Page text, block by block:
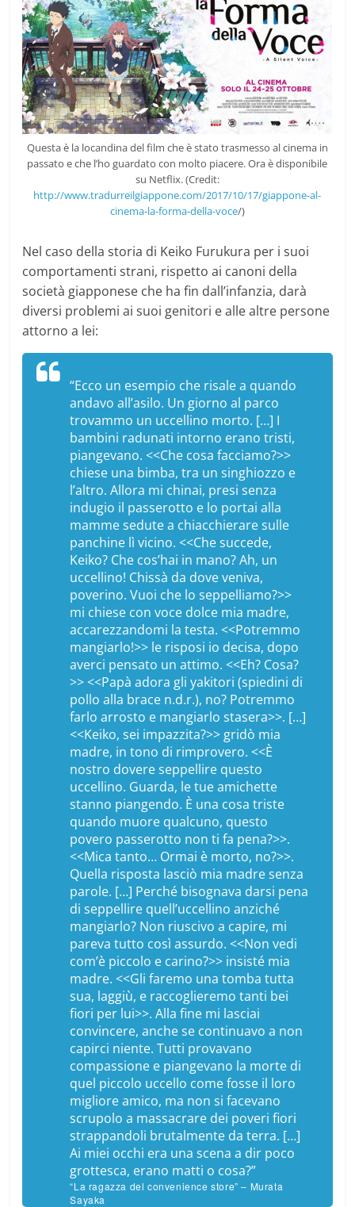
Questa è la locandina del film che è stato trasmesso al cinema in
passato e che l’ho guardato con molto piacere. Ora è disponibile
su Netflix. (Credit:
http://www.tradurreilgiappone.com/2017/10/17/giappone-al-
cinema-la-forma-della-voce/)
Nel caso della storia di Keiko Furukura per i suoi
comportamenti strani, rispetto ai canoni della
società giapponese che ha fin dall’infanzia, darà
diversi problemi ai suoi genitori e alle altre persone
attorno a lei:
“Ecco un esempio che risale a quando
andavo all’asilo. Un giorno al parco
trovammo un uccellino morto. […] I
bambini radunati intorno erano tristi,
piangevano. <<Che cosa facciamo?>>
chiese una bimba, tra un singhiozzo e
l’altro. Allora mi chinai, presi senza
indugio il passerotto e lo portai alla
mamme sedute a chiacchierare sulle
panchine lì vicino. <<Che succede,
Keiko? Che cos’hai in mano? Ah, un
uccellino! Chissà da dove veniva,
poverino. Vuoi che lo seppelliamo?>>
mi chiese con voce dolce mia madre,
accarezzandomi la testa. <<Potremmo
mangiarlo!>> le risposi io decisa, dopo
averci pensato un attimo. <<Eh? Cosa?
>> <<Papà adora gliyakitori (spiedini di
pollo alla brace n.d.r.), no? Potremmo
farlo arrosto e mangiarlo stasera>>. […]
<<Keiko, sei impazzita?>> gridò mia
madre, in tono di rimprovero. <<È
nostro dovere seppellire questo
uccellino. Guarda, le tue amichette
stanno piangendo. È una cosa triste
quando muore qualcuno, questo
povero passerotto non ti fa pena?>>.
<<Mica tanto… Ormai è morto, no?>>.
Quella risposta lasciò mia madre senza
parole. […] Perché bisognava darsi pena
di seppellire quell’uccellino anziché
mangiarlo? Non riuscivo a capire, mi
pareva tutto così assurdo. <<Non vedi
com’è piccolo e carino?>> insisté mia
madre. <<Gli faremo una tomba tutta
sua, laggiù, e raccoglieremo tanti bei
fiori per lui>>. Alla fine mi lasciai
convincere, anche se continuavo a non
capirci niente. Tutti provavano
compassione e piangevano la morte di
quel piccolo uccello come fosse il loro
migliore amico, ma non si facevano
scrupolo a massacrare dei poveri fiori
strappandoli brutalmente da terra. […]
Ai miei occhi era una scena a dir poco
grottesca, erano matti o cosa?”
“La ragazza del convenience store” – Murata
Sayaka